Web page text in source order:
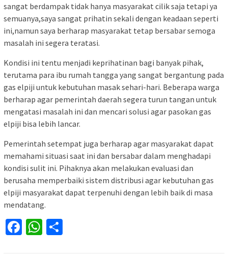
sangat berdampak tidak hanya masyarakat cilik saja tetapi ya
semuanya,saya sangat prihatin sekali dengan keadaan seperti
ini,namun saya berharap masyarakat tetap bersabar semoga
masalah ini segera teratasi.
Kondisi ini tentu menjadi keprihatinan bagi banyak pihak,
terutama para ibu rumah tangga yang sangat bergantung pada
gas elpiji untuk kebutuhan masak sehari-hari. Beberapa warga
berharap agar pemerintah daerah segera turun tangan untuk
mengatasi masalah ini dan mencari solusi agar pasokan gas
elpiji bisa lebih lancar.
Pemerintah setempat juga berharap agar masyarakat dapat
memahami situasi saat ini dan bersabar dalam menghadapi
kondisi sulit ini. Pihaknya akan melakukan evaluasi dan
berusaha memperbaiki sistem distribusi agar kebutuhan gas
elpiji masyarakat dapat terpenuhi dengan lebih baik di masa
mendatang.
Facebook
WhatsApp